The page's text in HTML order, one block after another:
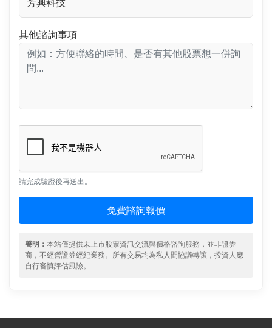
其他諮詢事項
請完成驗證後再送出。
免費諮詢報價
聲明： 本站僅提供未上市股票資訊交流與價格諮詢服務，並非證券
商，不經營證券經紀業務。所有交易均為私人間協議轉讓，投資人應
自行審慎評估風險。